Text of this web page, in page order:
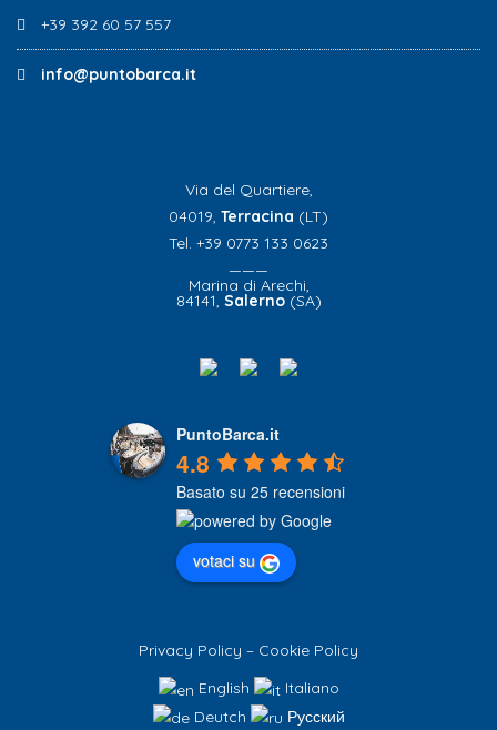
+39 392 60 57 557
info@puntobarca.it
Via del Quartiere,
04019, Terracina (LT)
Tel. +39 0773 133 0623
———
Marina di Arechi,
84141, Salerno(SA)
PuntoBarca.it
4.8
Basato su 25 recensioni
votaci su
Privacy Policy – Cookie Policy
English
Italiano
Deutch
Русский